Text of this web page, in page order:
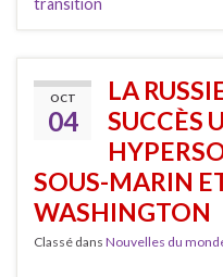
OCT
04
LA
SUCCÈS
SOUS-MARIN
WASHINGTON
Classé dans Nouvelles du